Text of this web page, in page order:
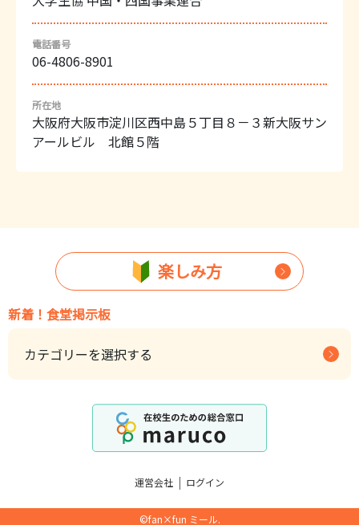
電話番号
06-4806-8901
所在地
大阪府大阪市淀川区西中島５丁目８－３新大阪サン
アールビル 北館５階
楽しみ方
新着！食堂掲示板
カテゴリーを選択する
運営会社 ｜ ログイン
©︎fan×fun ミール.